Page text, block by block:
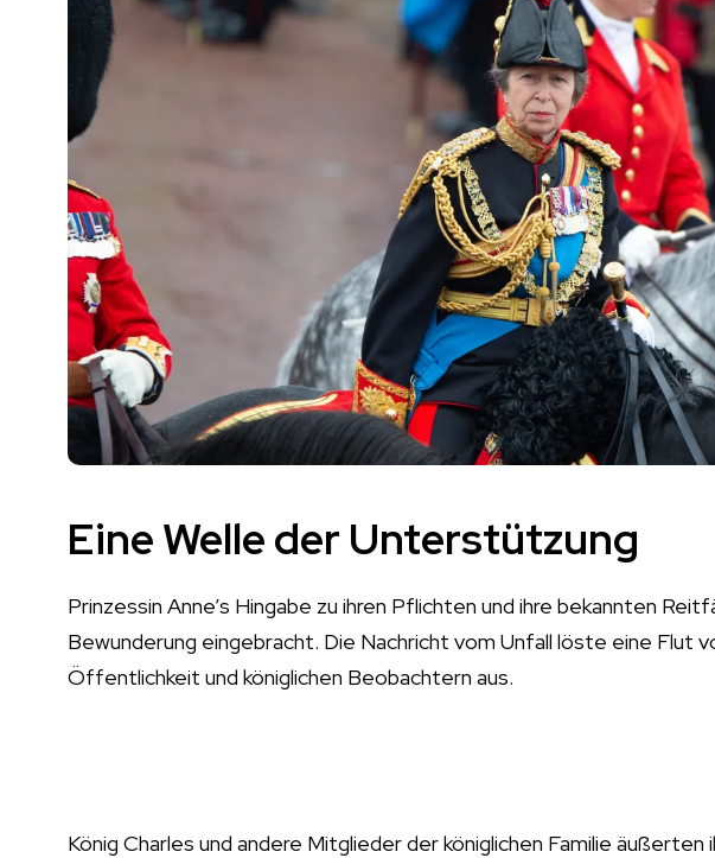
Eine Welle der Unterstützung
Prinzessin Anne’s Hingabe zu ihren Pflichten und ihre bekannten
Bewunderung eingebracht. Die Nachricht vom Unfall löste eine Flut
Öffentlichkeit und königlichen Beobachtern aus.
König Charles und andere Mitglieder der königlichen Familie